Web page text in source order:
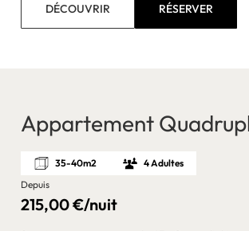
DÉCOUVRIR RÉSERVER
Appartement
35-40m2
4 Adultes
Depuis
215,00 €/nuit